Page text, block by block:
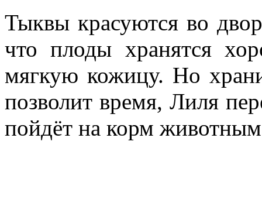
Тыквы красуются во
что плоды хранятся
мягкую кожицу. Но
позволит время, Лиля
пойдёт на корм